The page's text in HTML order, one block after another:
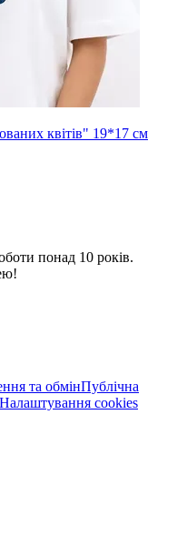
квітів" 19*17 см
понад 10 років.
та обмінПублічна
Налаштування cookies